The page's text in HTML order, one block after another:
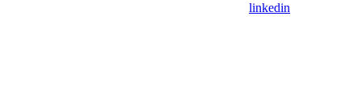
linkedin